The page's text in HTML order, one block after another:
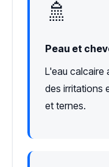
🚿
Peau et
L'eau calcaire
des irritations
et ternes.